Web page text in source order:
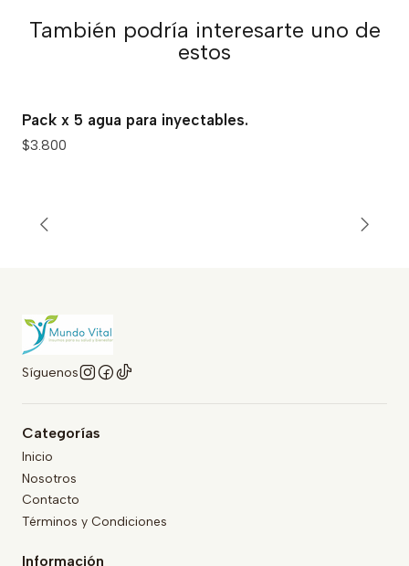
También podría interesarte uno de
estos
Pack x 5 agua para inyectables.
$3.800
Síguenos
Categorías
Inicio
Nosotros
Contacto
Términos y Condiciones
Información